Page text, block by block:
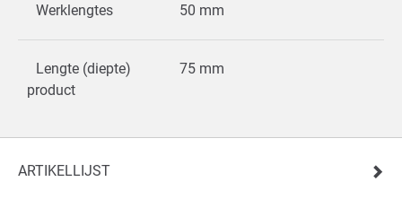
Werklengtes 50 mm
Lengte (diepte)
product
75 mm
ARTIKELLIJST